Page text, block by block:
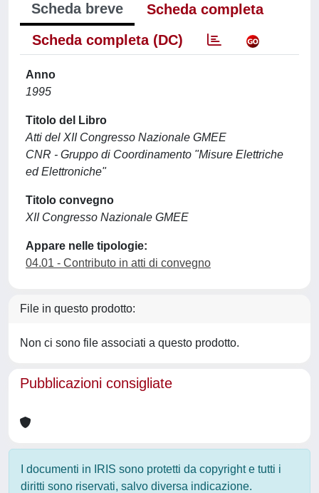
Scheda breve
Scheda completa
Scheda completa (DC)
Anno
1995
Titolo del Libro
Atti del XII Congresso Nazionale GMEE
CNR - Gruppo di Coordinamento "Misure Elettriche
ed Elettroniche"
Titolo convegno
XII Congresso Nazionale GMEE
Appare nelle tipologie:
04.01 - Contributo in atti di convegno
File in questo prodotto:
Non ci sono file associati a questo prodotto.
Pubblicazioni consigliate
I documenti in IRIS sono protetti da copyright e tutti i
diritti sono riservati, salvo diversa indicazione.